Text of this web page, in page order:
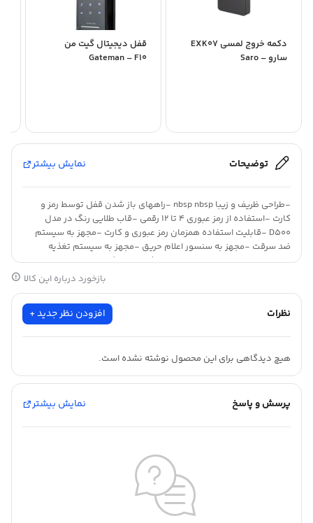
دکمه خروج لمسی EXK07
سارو – Saro
قفل دیجیتال گیت من
Gateman – F10
توضیحات نمایش بیشتر
-طراحی ظریف و زیبا nbsp nbsp -راههای باز شدن قفل توسط رمز و
کارت -استفاده از رمز عبوری ۴ تا ۱۲ رقمی -قاب طلایی رنگ در مدل
D500 -قابلیت استفاده همزمان رمز عبوری و کارت -مجهز به سیستم
ضد سرقت -مجهز به سنسور اعلام حریق -مجهز به سیستم تغذیه
اضطراری -دارای بالاترین سرعت پردازش -دارای کدهای تصادفی
بازخورد درباره این کالا
نظرات افزودن نظر جدید +
هیچ دیدگاهی برای این محصول نوشته نشده است.
پرسش و پاسخ نمایش بیشتر